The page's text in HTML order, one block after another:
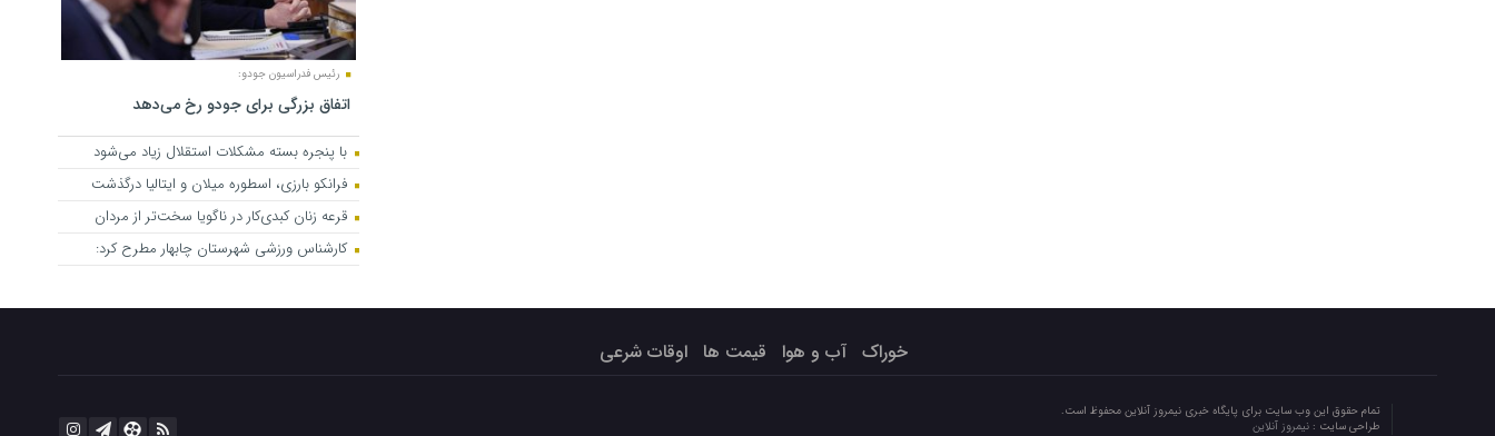
رئیس فدراسیون جودو:
اتفاق بزرگی برای جودو رخ می‌دهد
با پنجره بسته مشکلات استقلال زیاد می‌شود
فرانکو بارزی، اسطوره میلان و ایتالیا درگذشت
قرعه زنان کبدی‌کار در ناگویا سخت‌تر از مردان
کارشناس ورزشی شهرستان چابهار مطرح کرد:
خوراک آب و هوا قیمت ها اوقات شرعی
تمام حقوق این وب سایت برای پایگاه خبری نیمروز آنلاین محفوظ است.
طراحی سایت : نیمروز آنلاین